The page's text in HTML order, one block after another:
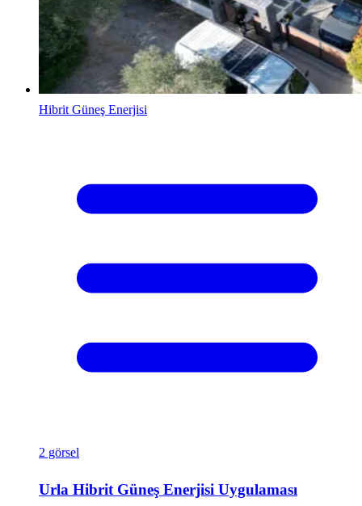
Hibrit Güneş Enerjisi
2 görsel
Urla Hibrit Güneş Enerjisi Uygulaması